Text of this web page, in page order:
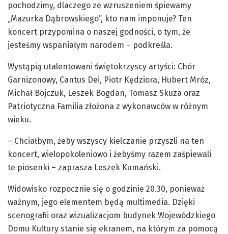
pochodzimy, dlaczego ze wzruszeniem śpiewamy
„Mazurka Dąbrowskiego”, kto nam imponuje? Ten
koncert przypomina o naszej godności, o tym, że
jesteśmy wspaniałym narodem – podkreśla.
Wystąpią utalentowani świętokrzyscy artyści: Chór
Garnizonowy, Cantus Dei, Piotr Kędziora, Hubert Mróz,
Michał Bojczuk, Leszek Bogdan, Tomasz Skuza oraz
Patriotyczna Familia złożona z wykonawców w różnym
wieku.
– Chciałbym, żeby wszyscy kielczanie przyszli na ten
koncert, wielopokoleniowo i żebyśmy razem zaśpiewali
te piosenki – zaprasza Leszek Kumański.
Widowisko rozpocznie się o godzinie 20.30, ponieważ
ważnym, jego elementem będą multimedia. Dzięki
scenografii oraz wizualizacjom budynek Wojewódzkiego
Domu Kultury stanie się ekranem, na którym za pomocą